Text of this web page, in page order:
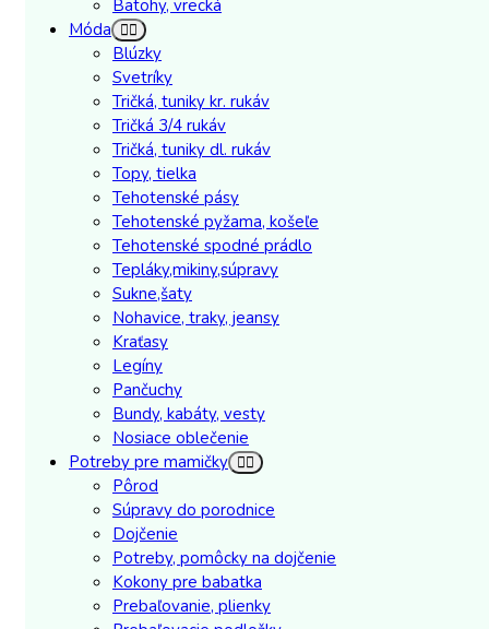
Batohy, vrecká
Móda
Blúzky
Svetríky
Tričká, tuniky kr. rukáv
Tričká 3/4 rukáv
Tričká, tuniky dl. rukáv
Topy, tielka
Tehotenské pásy
Tehotenské pyžama, košeľe
Tehotenské spodné prádlo
Tepláky,mikiny,súpravy
Sukne,šaty
Nohavice, traky, jeansy
Kraťasy
Legíny
Pančuchy
Bundy, kabáty, vesty
Nosiace oblečenie
Potreby pre mamičky
Pôrod
Súpravy do porodnice
Dojčenie
Potreby, pomôcky na dojčenie
Kokony pre babatka
Prebaľovanie, plienky